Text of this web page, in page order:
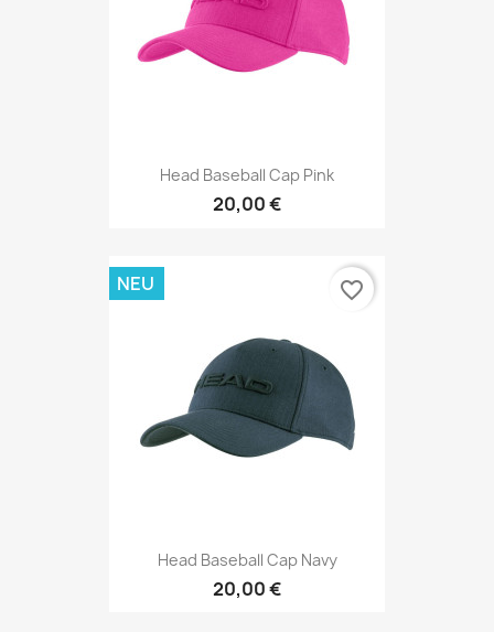
Head Baseball Cap Pink
20,00 €
Head Baseball Cap Navy
20,00 €
NEU favorite_border